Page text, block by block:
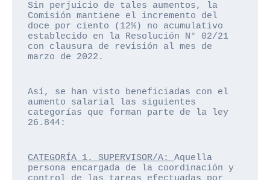
Sin perjuicio de tales aumentos, la
Comisión mantiene el incremento del
doce por ciento (12%) no acumulativo
establecido en la Resolución N° 02/21
con clausura de revisión al mes de
marzo de 2022.
Así, se han visto beneficiadas con el
aumento salarial las siguientes
categorías que forman parte de la ley
26.844:
CATEGORÍA 1. SUPERVISOR/A: Aquella
persona encargada de la coordinación y